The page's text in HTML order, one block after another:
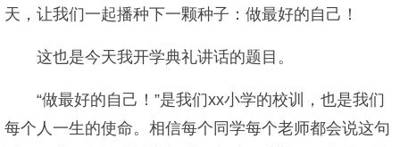
天，让我们一起播种下一颗种子：做最好的自己！
这也是今天我开学典礼讲话的题目。
“做最好的自己！”是我们xx小学的校训，也是我们
每个人一生的使命。相信每个同学每个老师都会说这句